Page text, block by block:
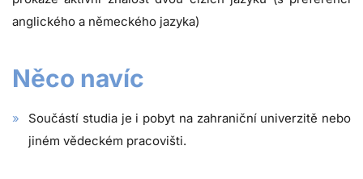
anglického a německého jazyka)
Něco navíc
Součástí studia je i pobyt na zahraniční univerzitě nebo
jiném vědeckém pracovišti.